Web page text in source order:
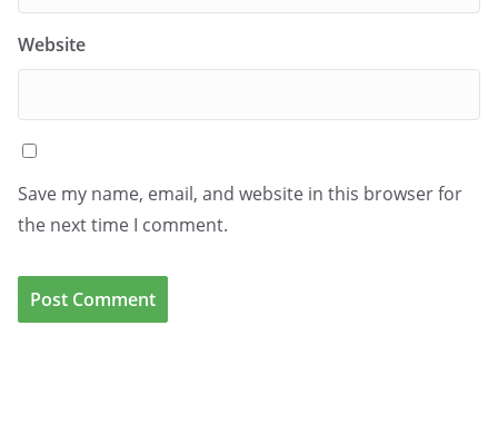
Website
Save my name, email, and website in this browser for
the next time I comment.